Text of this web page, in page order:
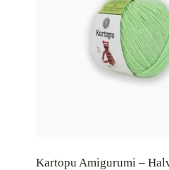
Kartopu Amigurumi –